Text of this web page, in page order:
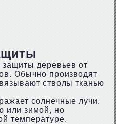
защиты деревьев от
Обычно производят
стволы тканью
солнечные лучи.
или зимой, но
температуре.